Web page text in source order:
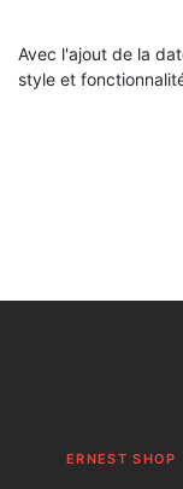
Avec l'ajout de la
style et
ERNEST SHOP